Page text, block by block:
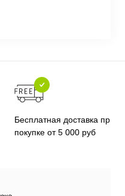
Бесплатная доставка при
покупке от 5 000 руб